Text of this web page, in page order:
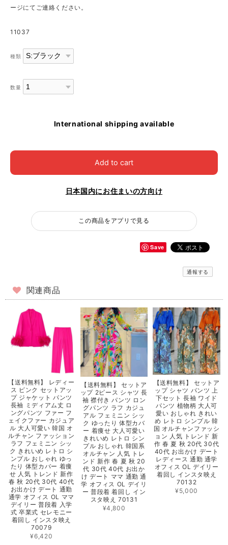
ージにてご連絡ください。
11037
種類
数量
International shipping available
Add to cart
日本国内にお住まいの方向け
この商品をアプリで見る
Save
通報する
関連商品
【送料無料】 レディー
ス ピンク セットアッ
プ ジャケット パンツ
長袖 ミディアム丈 ロ
ングパンツ ファー フ
ェイクファー カジュア
ル 大人可愛い 韓国 オ
ルチャン ファッション
ラフ フェミニン シッ
ク きれいめ レトロ シ
ンプル おしゃれ ゆっ
たり 体型カバー 着痩
せ 人気 トレンド 新作
春 秋 20代 30代 40代
お出かけ デート 通勤
通学 オフィス OL ママ
デイリー 普段着 入学
式 卒業式 セレモニー
着回し インスタ映え
70079
¥6,420
【送料無料】 セットア
ップ 2ピース シャツ 長
袖 襟付き パンツ ロン
グパンツ ラフ カジュ
アル フェミニン シッ
ク ゆったり 体型カバ
ー 着痩せ 大人可愛い
きれいめ レトロ シン
プル おしゃれ 韓国系
オルチャン 人気 トレ
ンド 新作 春 夏 秋 20
代 30代 40代 お出か
け デート ママ 通勤 通
学 オフィス OL デイリ
ー 普段着 着回し イン
スタ映え 70131
¥4,800
【送料無料】 セットア
ップ シャツ パンツ 上
下セット 長袖 ワイド
パンツ 植物柄 大人可
愛い おしゃれ きれい
め レトロ シンプル 韓
国 オルチャンファッシ
ョン 人気 トレンド 新
作 春 夏 秋 20代 30代
40代 お出かけ デート
レディース 通勤 通学
オフィス OL デイリー
着回し インスタ映え
70132
¥5,000